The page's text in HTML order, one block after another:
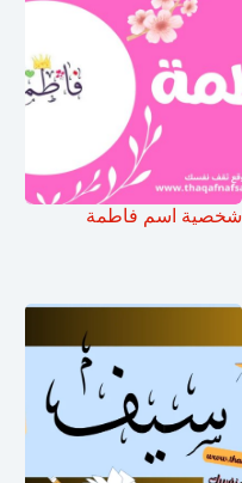
شخصية اسم فاطمة